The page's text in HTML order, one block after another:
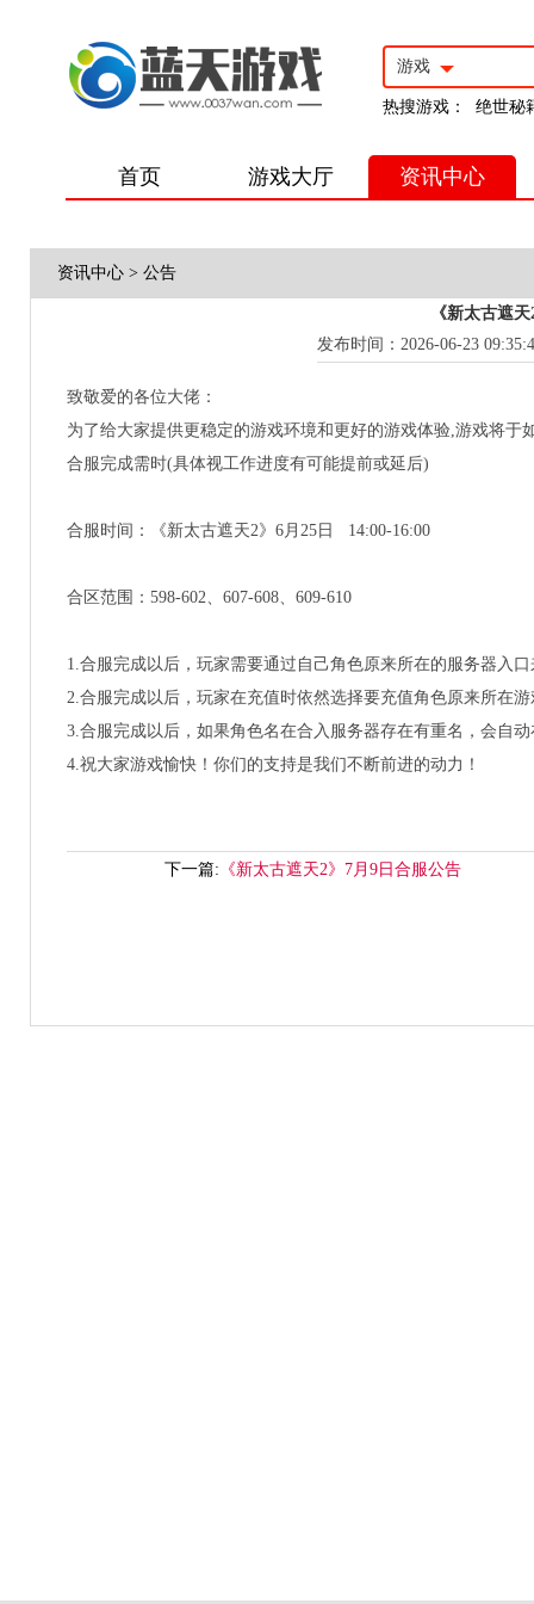
游戏
热搜游戏： 绝世秘
首页 游戏大厅 资讯中心
资讯中心 > 公告
《新太古遮
发布时间：2026-06-23
致敬爱的各位大佬：
为了给大家提供更稳定的游戏环境和更好的游戏体验,游戏将于
合服完成需时(具体视工作进度有可能提前或延后)
合服时间：《新太古遮天2》6月25日 14:00-16:00
合区范围：598-602、607-608、609-610
1.合服完成以后，玩家需要通过自己角色原来所在的服务器入
2.合服完成以后，玩家在充值时依然选择要充值角色原来所在
3.合服完成以后，如果角色名在合入服务器存在有重名，会自
4.祝大家游戏愉快！你们的支持是我们不断前进的动力！
下一篇: 《新太古遮天2》7月9日合服公告